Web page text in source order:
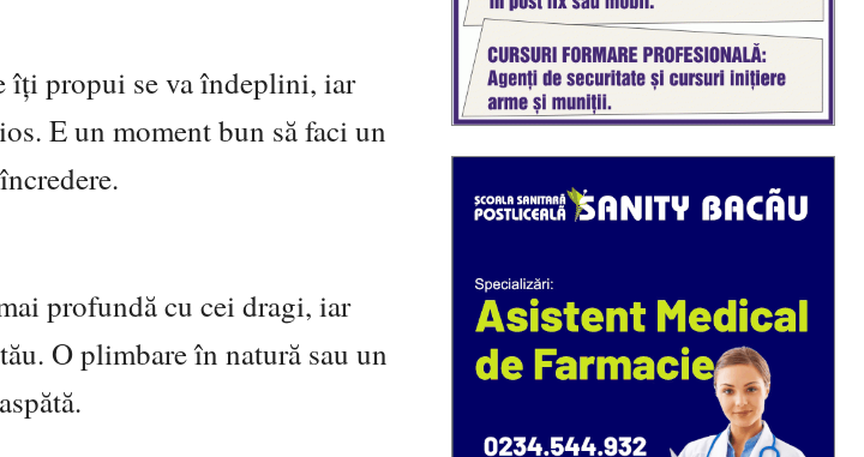
îți propui se va îndeplini, iar
E un moment bun să faci un
profundă cu cei dragi, iar
O plimbare în natură sau un